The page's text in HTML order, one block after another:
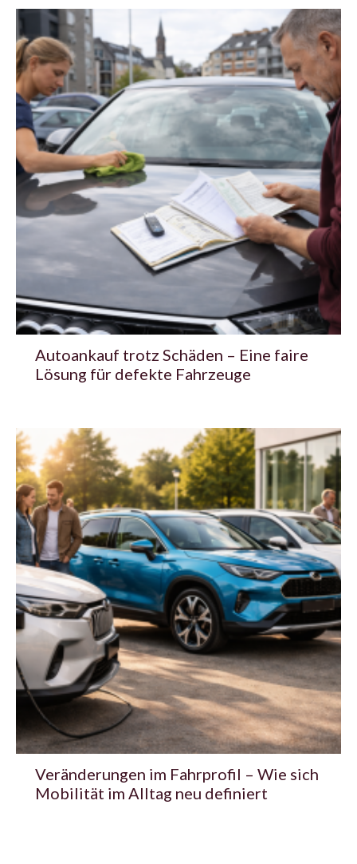
Autoankauf trotz Schäden – Eine faire
Lösung für defekte Fahrzeuge
Veränderungen im Fahrprofil – Wie sich
Mobilität im Alltag neu definiert